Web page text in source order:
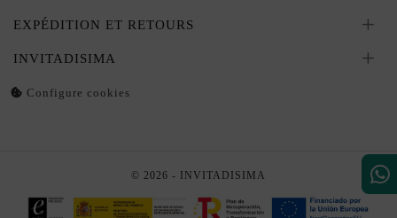
EXPÉDITION ET RETOURS
INVITADISIMA
Configure cookies
© 2026 - INVITADISIMA